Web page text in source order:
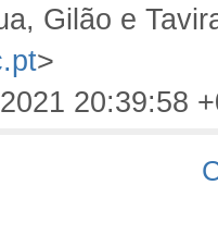
Gilão e
>
20:39:58